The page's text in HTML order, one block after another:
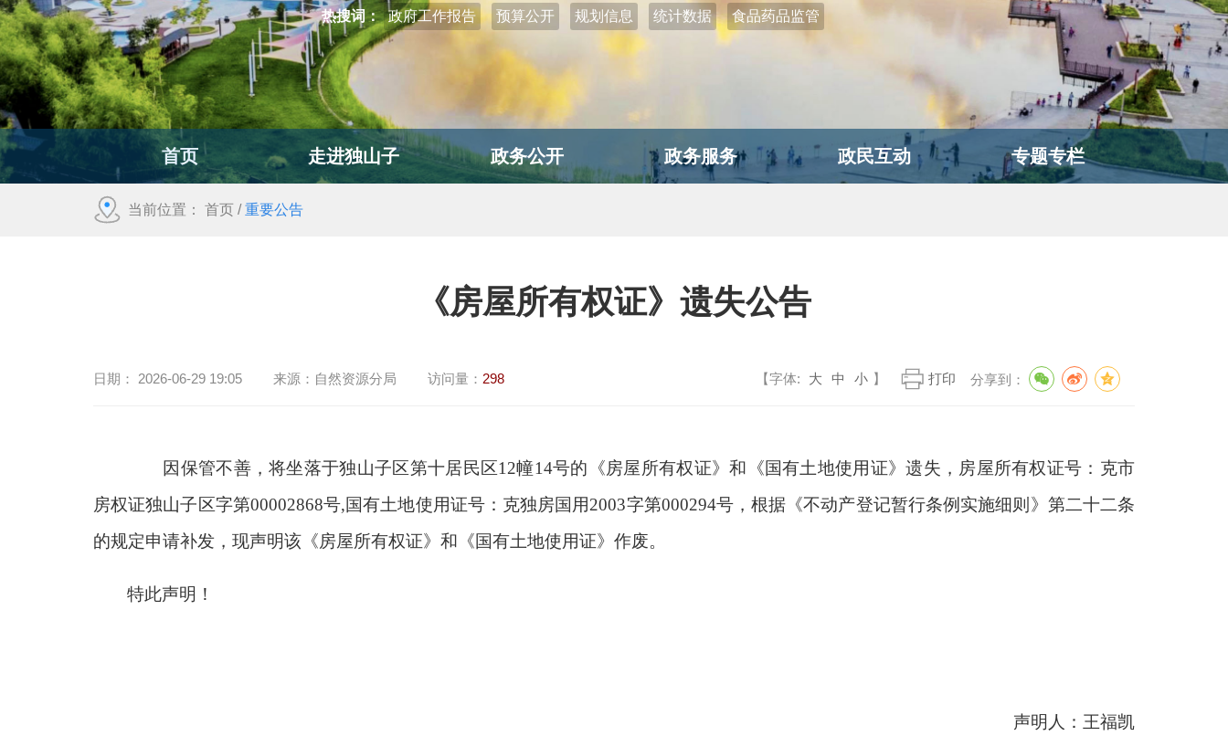
热搜词： 政府工作报告 预算公开 规划信息 统计数据 食品药品监管
首页 走进独山子 政务公开 政务服务 政民互动 专题专栏
当前位置： 首页 /重要公告
《房屋所有权证》遗失公告
日期： 2026-06-29 19:05 来源： 自然资源分局 访问量： 298 【字体: 大 中 小 】 打印 分享到：
因保管不善，将坐落于独山子区第十居民区12幢14号的《房屋所有权证》和《国有土地使用证》遗失，房屋所有权证号：克市
房权证独山子区字第00002868号,国有土地使用证号：克独房国用2003字第000294号，根据《不动产登记暂行条例实施细则》第二十二条
的规定申请补发，现声明该《房屋所有权证》和《国有土地使用证》作废。
特此声明！
声明人：王福凯